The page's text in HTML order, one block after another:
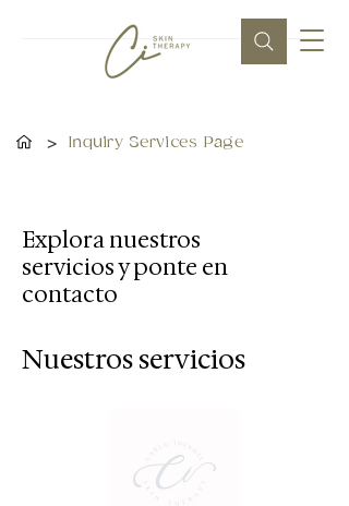
> Inquiry Services Page
Explora nuestros
servicios y ponte en
contacto
Nuestros servicios